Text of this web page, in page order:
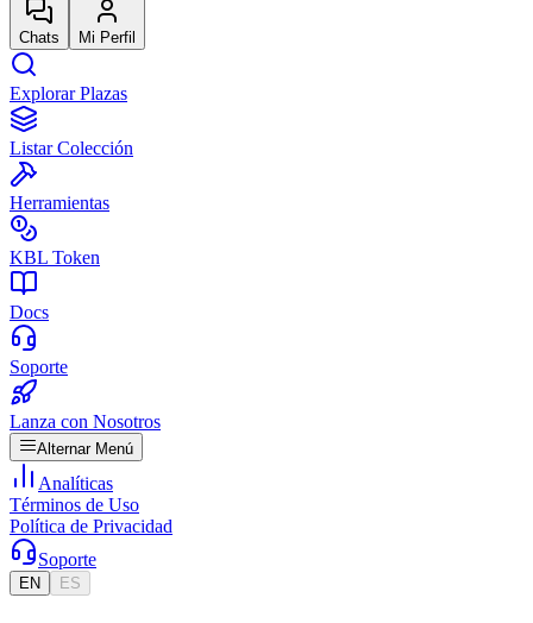
Chats Mi Perfil
Explorar Plazas
Listar Colección
Herramientas
KBL Token
Docs
Soporte
Lanza con Nosotros
Alternar Menú
Analíticas
Términos de Uso
Política de Privacidad
Soporte
EN ES